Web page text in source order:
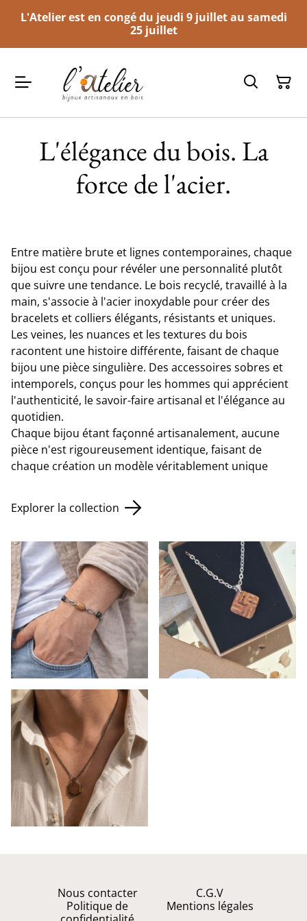
L'Atelier est en congé du jeudi 9 juillet au samedi
25 juillet
L'élégance du bois. La
force de l'acier.
Entre matière brute et lignes contemporaines, chaque
bijou est conçu pour révéler une personnalité plutôt
que suivre une tendance. Le bois recyclé, travaillé à la
main, s'associe à l'acier inoxydable pour créer des
bracelets et colliers élégants, résistants et uniques.
Les veines, les nuances et les textures du bois
racontent une histoire différente, faisant de chaque
bijou une pièce singulière. Des accessoires sobres et
intemporels, conçus pour les hommes qui apprécient
l'authenticité, le savoir-faire artisanal et l'élégance au
quotidien.
Chaque bijou étant façonné artisanalement, aucune
pièce n'est rigoureusement identique, faisant de
chaque création un modèle véritablement unique
Explorer la collection
Nous contacter
C.G.V
Politique de
Mentions légales